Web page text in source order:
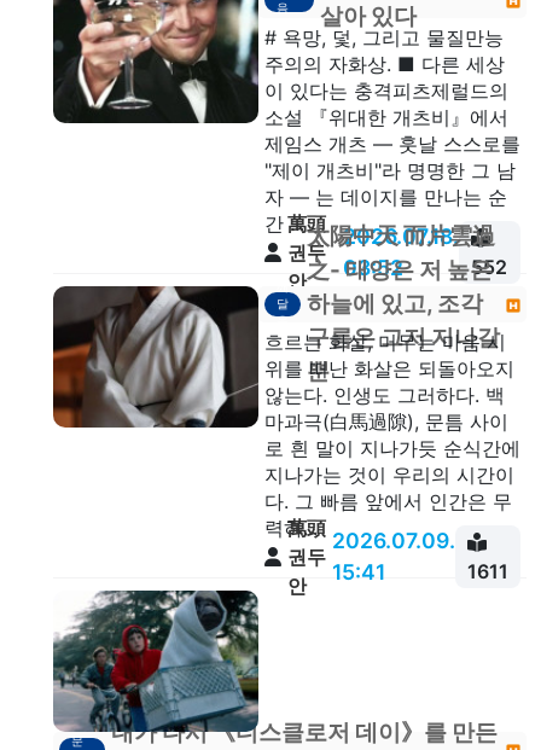
음
살아 있다
# 욕망, 덫, 그리고 물질만능
주의의 자화상. ■ 다른 세상
이 있다는 충격피츠제럴드의
소설 『위대한 개츠비』에서
제임스 개츠 — 훗날 스스로를
"제이 개츠비"라 명명한 그 남
자 — 는 데이지를 만나는 순
간 ...萬頭
권두
안
2026.07.18.
03:52
552
달
음
太陽中天 而片雲過
之- 태양은 저 높은
하늘에 있고, 조각
구름은 그저 지나갈
뿐
흐르는 화살, 머무는 마음 시
위를 떠난 화살은 되돌아오지
않는다. 인생도 그러하다. 백
마과극(白馬過隙), 문틈 사이
로 흰 말이 지나가듯 순식간에
지나가는 것이 우리의 시간이
다. 그 빠름 앞에서 인간은 무
력하...
萬頭
권두
안
2026.07.09.
15:41
1611
문
내가 다시 《디스클로저 데이》를 만든